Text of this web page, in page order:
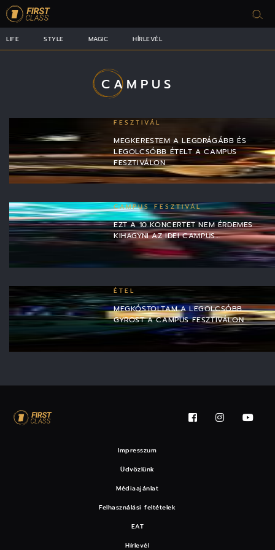
LIFE STYLE MAGIC HÍRLEVÉL
CAMPUS
FESZTIVÁL
MEGKERESTEM A LEGDRÁGÁBB ÉS
LEGOLCSÓBB ÉTELT A CAMPUS
FESZTIVÁLON
CAMPUS FESZTIVÁL
EZT A 10 KONCERTET NEM ÉRDEMES
KIHAGYNI AZ IDEI CAMPUS…
ÉTEL
MEGKÓSTOLTAM A LEGOLCSÓBB
GYROST A CAMPUS FESZTIVÁLON
Impresszum
Üdvözlünk
Médiaajánlat
Felhasználási feltételek
EAT
Hírlevél